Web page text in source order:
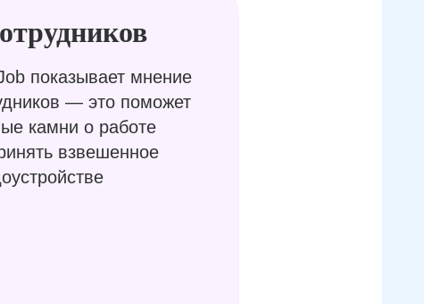
показывает мнение
— это поможет
камни о работе
взвешенное